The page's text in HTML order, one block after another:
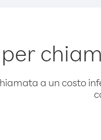
a un costo